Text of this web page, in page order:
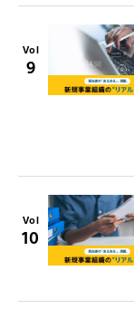
Vol
9
Vol
10